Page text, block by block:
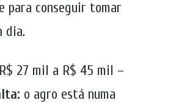
para conseguir tomar
dia.
R$ 27 mil a R$ 45 mil –
o agro está numa